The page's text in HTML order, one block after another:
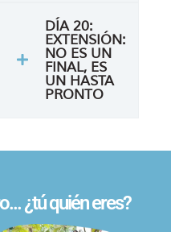
DÍA 20:
EXTENSIÓN:
NO ES UN
FINAL, ES
UN HASTA
PRONTO
¿tú quién eres?